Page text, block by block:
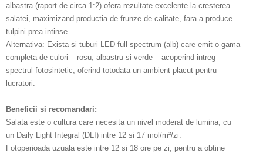
albastra (raport de circa 1:2) ofera rezultate excelente la cresterea
salatei, maximizand productia de frunze de calitate, fara a produce
tulpini prea intinse.
Alternativa: Exista si tuburi LED full-spectrum (alb) care emit o gama
completa de culori – rosu, albastru si verde – acoperind intreg
spectrul fotosintetic, oferind totodata un ambient placut pentru
lucratori.
Beneficii si recomandari:
Salata este o cultura care necesita un nivel moderat de lumina, cu
un Daily Light Integral (DLI) intre 12 si 17 mol/m²/zi.
Fotoperioada uzuala este intre 12 si 18 ore pe zi; pentru a obtine